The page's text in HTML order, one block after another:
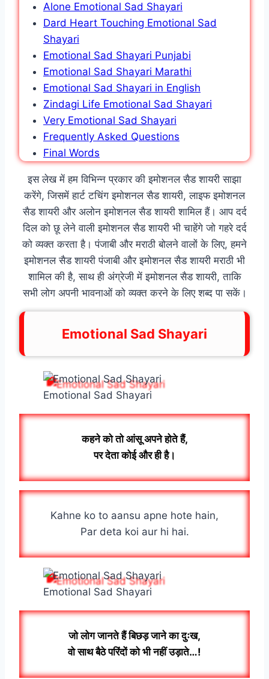
Alone Emotional Sad Shayari
Dard Heart Touching Emotional Sad
Shayari
Emotional Sad Shayari Punjabi
Emotional Sad Shayari Marathi
Emotional Sad Shayari in English
Zindagi Life Emotional Sad Shayari
Very Emotional Sad Shayari
Frequently Asked Questions
Final Words
इस लेख में हम विभिन्न प्रकार की इमोशनल सैड शायरी साझा
करेंगे, जिसमें हार्ट टचिंग इमोशनल सैड शायरी, लाइफ इमोशनल
सैड शायरी और अलोन इमोशनल सैड शायरी शामिल हैं। आप दर्द
दिल को छू लेने वाली इमोशनल सैड शायरी भी चाहेंगे जो गहरे दर्द
को व्यक्त करता है। पंजाबी और मराठी बोलने वालों के लिए, हमने
इमोशनल सैड शायरी पंजाबी और इमोशनल सैड शायरी मराठी भी
शामिल की है, साथ ही अंग्रेजी में इमोशनल सैड शायरी, ताकि
सभी लोग अपनी भावनाओं को व्यक्त करने के लिए शब्द पा सकें।
Emotional Sad Shayari
Emotional Sad Shayari
कहने को तो आंसू अपने होते हैं,
पर देता कोई और ही है।
Kahne ko to aansu apne hote hain,
Par deta koi aur hi hai.
Emotional Sad Shayari
जो लोग जानते हैं बिछड़ जाने का दुःख,
वो साथ बैठे परिंदों को भी नहीं उड़ाते…!